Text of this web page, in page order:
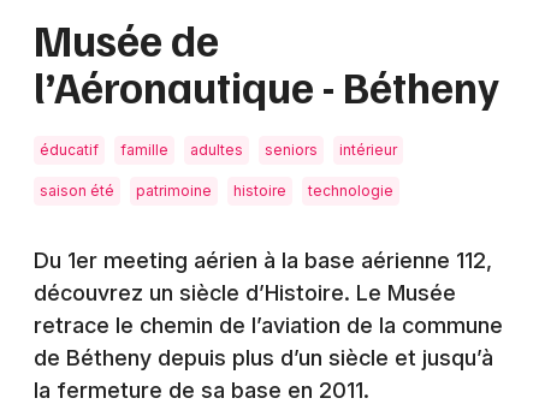
Activité & Expérience
Manifestations
Foires & salons
Spectacles
Bordeaux
Colmar
Montpellier
Musée de
l’Aéronautique - Bétheny
éducatif famille adultes seniors intérieur
saison été patrimoine histoire technologie
Du 1er meeting aérien à la base aérienne 112,
découvrez un siècle d’Histoire. Le Musée
retrace le chemin de l’aviation de la commune
de Bétheny depuis plus d’un siècle et jusqu’à
la fermeture de sa base en 2011.
Partout
Près de moi
Quand ?
Effacer les dates